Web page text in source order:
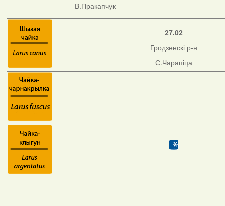
В.Пракапчук
27.02
Гродзенскі р-н
С.Чарапіца